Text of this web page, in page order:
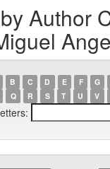
Author
B C D E F G
Q R S T U V